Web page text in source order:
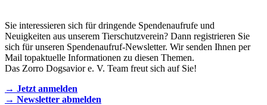
Sie interessieren sich für dringende Spendenaufrufe und
Neuigkeiten aus unserem Tierschutzverein? Dann registrieren Sie
sich für unseren Spendenaufruf-Newsletter. Wir senden Ihnen per
Mail topaktuelle Informationen zu diesen Themen.
Das Zorro Dogsavior e. V. Team freut sich auf Sie!
→ Jetzt anmelden
→ Newsletter abmelden